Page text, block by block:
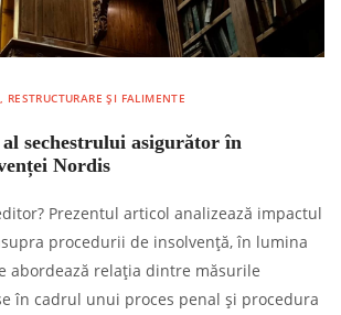
RESTRUCTURARE ȘI FALIMENTE
sechestrului asigurător în
Nordis
Prezentul articol analizează impactul
procedurii de insolvență, în lumina
abordează relația dintre măsurile
în cadrul unui proces penal și procedura